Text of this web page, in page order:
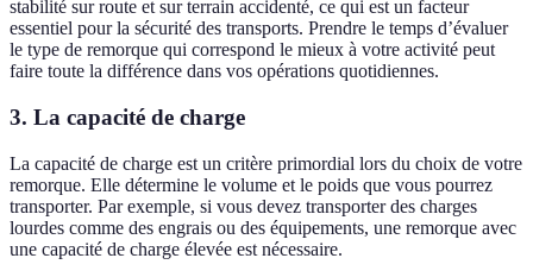
stabilité sur route et sur terrain accidenté, ce qui est un facteur
essentiel pour la sécurité des transports. Prendre le temps d’évaluer
le type de remorque qui correspond le mieux à votre activité peut
faire toute la différence dans vos opérations quotidiennes.
3. La capacité de charge
La capacité de charge est un critère primordial lors du choix de votre
remorque. Elle détermine le volume et le poids que vous pourrez
transporter. Par exemple, si vous devez transporter des charges
lourdes comme des engrais ou des équipements, une remorque avec
une capacité de charge élevée est nécessaire.